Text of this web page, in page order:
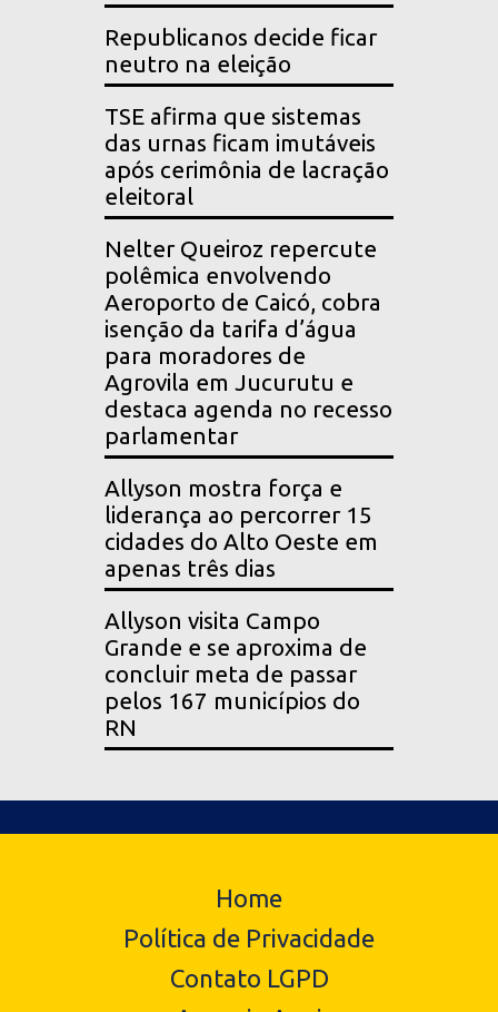
Republicanos decide ficar
neutro na eleição
TSE afirma que sistemas
das urnas ficam imutáveis
após cerimônia de lacração
eleitoral
Nelter Queiroz repercute
polêmica envolvendo
Aeroporto de Caicó, cobra
isenção da tarifa d’água
para moradores de
Agrovila em Jucurutu e
destaca agenda no recesso
parlamentar
Allyson mostra força e
liderança ao percorrer 15
cidades do Alto Oeste em
apenas três dias
Allyson visita Campo
Grande e se aproxima de
concluir meta de passar
pelos 167 municípios do
RN
Home
Política de Privacidade
Contato LGPD